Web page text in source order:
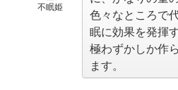
不眠姫
色々なところで
眠に効果を発揮
極わずかしか作
ます。